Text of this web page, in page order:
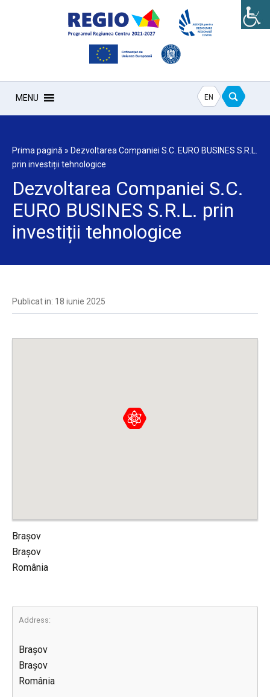
MENU EN
Prima pagină » Dezvoltarea Companiei S.C. EURO BUSINES S.R.L.
prin investiții tehnologice
Dezvoltarea Companiei S.C.
EURO BUSINES S.R.L. prin
investiții tehnologice
Publicat in: 18 iunie 2025
Brașov
Brașov
România
Address:
Brașov
Brașov
România